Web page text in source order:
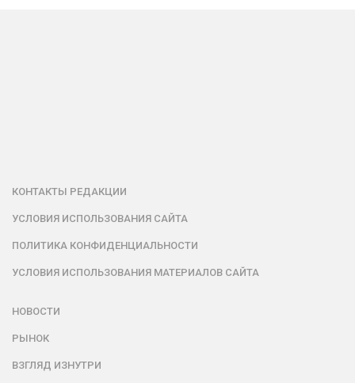
КОНТАКТЫ РЕДАКЦИИ
УСЛОВИЯ ИСПОЛЬЗОВАНИЯ САЙТА
ПОЛИТИКА КОНФИДЕНЦИАЛЬНОСТИ
УСЛОВИЯ ИСПОЛЬЗОВАНИЯ МАТЕРИАЛОВ САЙТА
НОВОСТИ
РЫНОК
ВЗГЛЯД ИЗНУТРИ